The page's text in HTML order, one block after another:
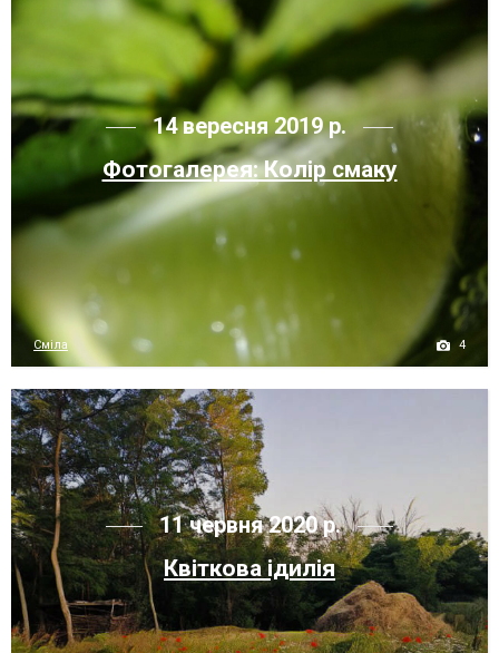
14 вересня 2019 р.
Фотогалерея: Колір смаку
Сміла 4
11 червня 2020 р.
Квіткова ідилія